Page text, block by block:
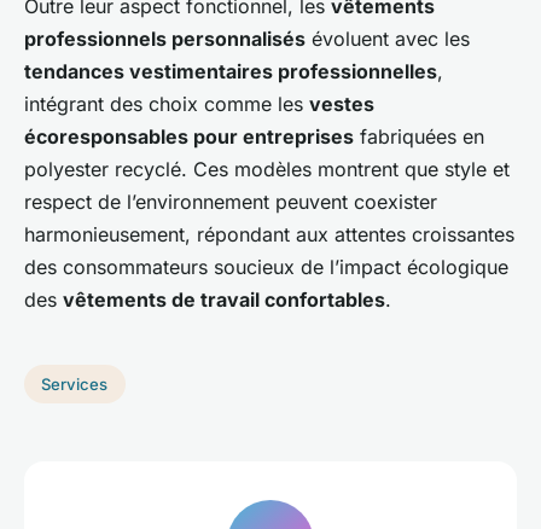
Outre leur aspect fonctionnel, les vêtements
professionnels personnalisés évoluent avec les
tendances vestimentaires professionnelles,
intégrant des choix comme les vestes
écoresponsables pour entreprises fabriquées en
polyester recyclé. Ces modèles montrent que style et
respect de l’environnement peuvent coexister
harmonieusement, répondant aux attentes croissantes
des consommateurs soucieux de l’impact écologique
des vêtements de travail confortables.
Services